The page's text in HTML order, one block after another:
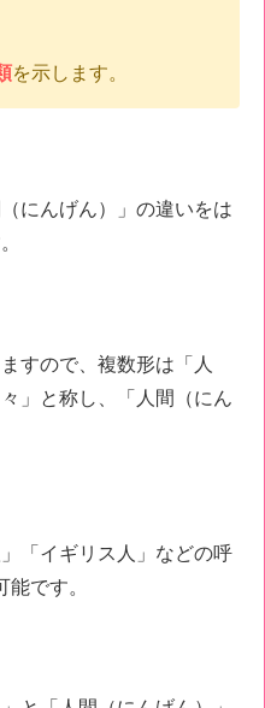
を示します。
にんげん）」の違いをは
すので、複数形は「人
」と称し、「人間（にん
「イギリス人」などの呼
です。